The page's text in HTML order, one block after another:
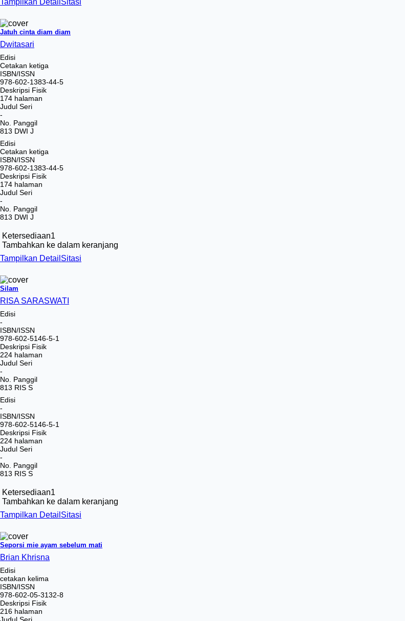
Tampilkan Detail Sitasi
Jatuh cinta diam diam
Dwitasari
Edisi
Cetakan ketiga
ISBN/ISSN
978-602-1383-44-5
Deskripsi Fisik
174 halaman
Judul Seri
-
No. Panggil
813 DWI J
Edisi
Cetakan ketiga
ISBN/ISSN
978-602-1383-44-5
Deskripsi Fisik
174 halaman
Judul Seri
-
No. Panggil
813 DWI J
Ketersediaan1
Tambahkan ke dalam keranjang
Tampilkan Detail Sitasi
Silam
RISA SARASWATI
Edisi
-
ISBN/ISSN
978-602-5146-5-1
Deskripsi Fisik
224 halaman
Judul Seri
-
No. Panggil
813 RIS S
Edisi
-
ISBN/ISSN
978-602-5146-5-1
Deskripsi Fisik
224 halaman
Judul Seri
-
No. Panggil
813 RIS S
Ketersediaan1
Tambahkan ke dalam keranjang
Tampilkan Detail Sitasi
Seporsi mie ayam sebelum mati
Brian Khrisna
Edisi
cetakan kelima
ISBN/ISSN
978-602-05-3132-8
Deskripsi Fisik
216 halaman